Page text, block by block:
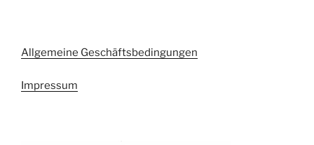
Allgemeine Geschäftsbedingungen
Impressum